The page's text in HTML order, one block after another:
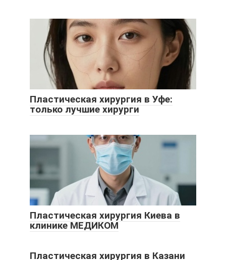
Пластическая хирургия в Уфе:
только лучшие хирурги
Пластическая хирургия Киева в
клинике МЕДИКОМ
Пластическая хирургия в Казани